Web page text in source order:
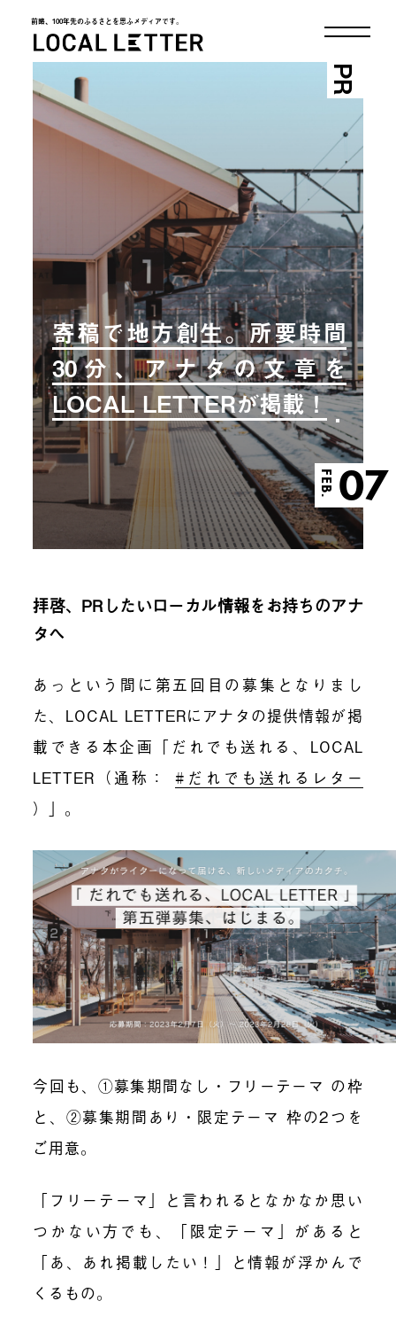
前略、100年先のふるさとを思ふメディアです。
LOCAL LETTER
寄稿で地方創生。所要時間
30分、アナタの文章を
LOCAL LETTERが掲載！
FEB. 07
PR
拝啓、PRしたいローカル情報をお持ちのアナ
タへ
あっという間に第五回目の募集となりまし
た、LOCAL LETTERにアナタの提供情報が掲
載できる本企画「だれでも送れる、LOCAL
LETTER（通称：#だれでも送れるレター
）」。
今回も、①募集期間なし・フリーテーマ の枠
と、②募集期間あり・限定テーマ 枠の2つを
ご用意。
「フリーテーマ」と言われるとなかなか思い
つかない方でも、「限定テーマ」があると
「あ、あれ掲載したい！」と情報が浮かんで
くるもの。